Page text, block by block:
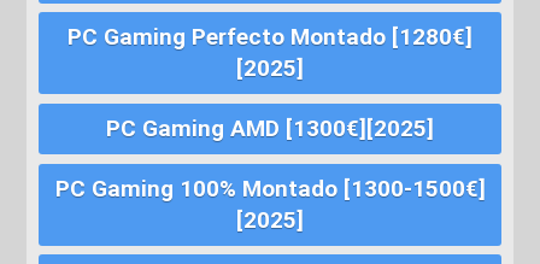
PC Gaming Perfecto Montado [1280€]
[2025]
PC Gaming AMD [1300€][2025]
PC Gaming 100% Montado [1300-1500€]
[2025]